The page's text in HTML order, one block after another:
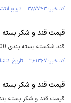
کد خبر: ۳۸۷۷۴۳ تاریخ انتشار : ۱۳۹۵/۰۵/۱۹
قیمت قند و شکر بسته
قند شکسته بسته بندی 700 گرمی به مبلغ 2500 هزار تومان به فروش می رسد.
کد خبر: ۳۶۱۳۶۷ تاریخ انتشار : ۱۳۹۵/۰۱/۲۹
قیمت قند و شکر بسته